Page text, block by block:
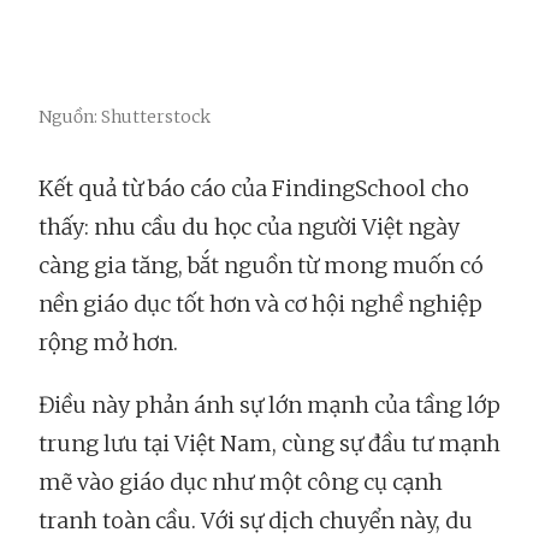
Nguồn: Shutterstock
Kết quả từ báo cáo của FindingSchool cho
thấy: nhu cầu du học của người Việt ngày
càng gia tăng, bắt nguồn từ mong muốn có
nền giáo dục tốt hơn và cơ hội nghề nghiệp
rộng mở hơn.
Điều này phản ánh sự lớn mạnh của tầng lớp
trung lưu tại Việt Nam, cùng sự đầu tư mạnh
mẽ vào giáo dục như một công cụ cạnh
tranh toàn cầu. Với sự dịch chuyển này, du